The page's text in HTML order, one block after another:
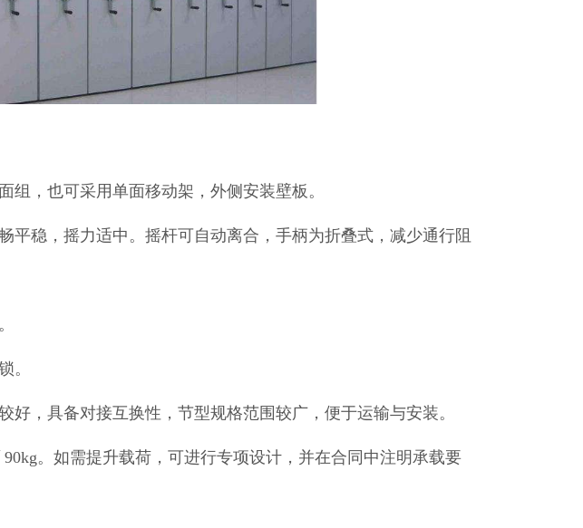
组，也可采用单面移动架，外侧安装壁板。
平稳，摇力适中。摇杆可自动离合，手柄为折叠式，减少通行阻
。
好，具备对接互换性，节型规格范围较广，便于运输与安装。
。如需提升载荷，可进行专项设计，并在合同中注明承载要